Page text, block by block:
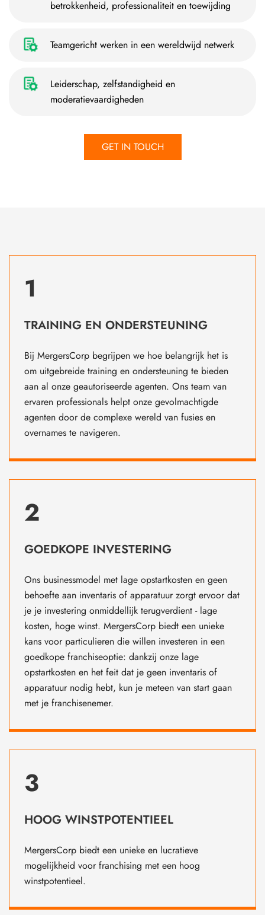
betrokkenheid, professionaliteit en toewijding
Teamgericht werken in een wereldwijd netwerk
Leiderschap, zelfstandigheid en
moderatievaardigheden
GET IN TOUCH
1
TRAINING EN ONDERSTEUNING
Bij MergersCorp begrijpen we hoe belangrijk het is
om uitgebreide training en ondersteuning te bieden
aan al onze geautoriseerde agenten. Ons team van
ervaren professionals helpt onze gevolmachtigde
agenten door de complexe wereld van fusies en
overnames te navigeren.
2
GOEDKOPE INVESTERING
Ons businessmodel met lage opstartkosten en geen
behoefte aan inventaris of apparatuur zorgt ervoor dat
je je investering onmiddellijk terugverdient - lage
kosten, hoge winst. MergersCorp biedt een unieke
kans voor particulieren die willen investeren in een
goedkope franchiseoptie: dankzij onze lage
opstartkosten en het feit dat je geen inventaris of
apparatuur nodig hebt, kun je meteen van start gaan
met je franchisenemer.
3
HOOG WINSTPOTENTIEEL
MergersCorp biedt een unieke en lucratieve
mogelijkheid voor franchising met een hoog
winstpotentieel.